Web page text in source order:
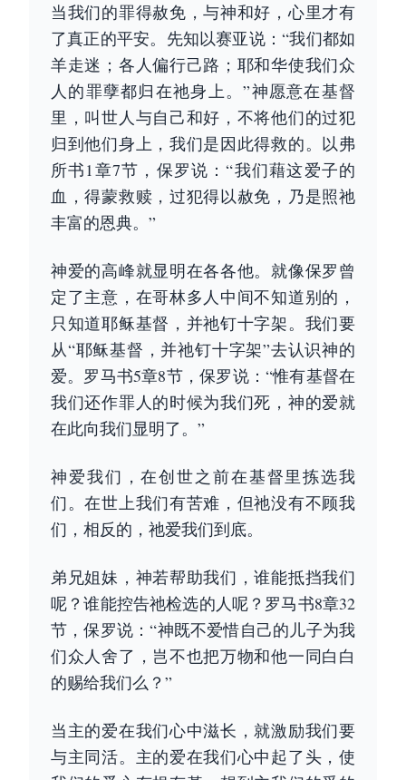
当我们的罪得赦免，与神和好，心里才有
了真正的平安。先知以赛亚说：“我们都如
羊走迷；各人偏行己路；耶和华使我们众
人的罪孽都归在祂身上。”神愿意在基督
里，叫世人与自己和好，不将他们的过犯
归到他们身上，我们是因此得救的。以弗
所书1章7节，保罗说：“我们藉这爱子的
血，得蒙救赎，过犯得以赦免，乃是照祂
丰富的恩典。”
神爱的高峰就显明在各各他。就像保罗曾
定了主意，在哥林多人中间不知道别的，
只知道耶稣基督，并祂钉十字架。我们要
从“耶稣基督，并祂钉十字架”去认识神的
爱。罗马书5章8节，保罗说：“惟有基督在
我们还作罪人的时候为我们死，神的爱就
在此向我们显明了。”
神爱我们，在创世之前在基督里拣选我
们。在世上我们有苦难，但祂没有不顾我
们，相反的，祂爱我们到底。
弟兄姐妹，神若帮助我们，谁能抵挡我们
呢？谁能控告祂检选的人呢？罗马书8章32
节，保罗说：“神既不爱惜自己的儿子为我
们众人舍了，岂不也把万物和他一同白白
的赐给我们么？”
当主的爱在我们心中滋长，就激励我们要
与主同活。主的爱在我们心中起了头，使